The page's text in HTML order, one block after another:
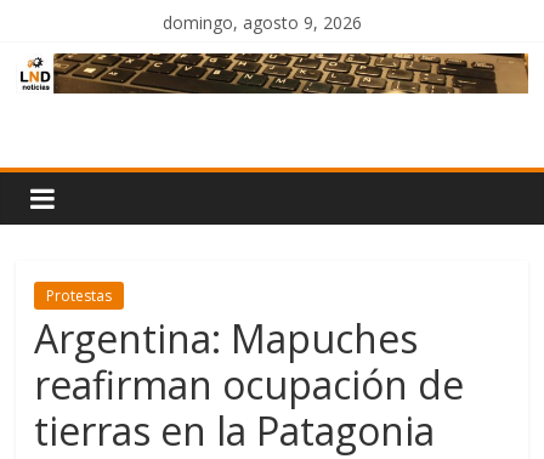
contenido
domingo, agosto 9, 2026
Noticias
Protestas
Argentina: Mapuches
reafirman ocupación de
tierras en la Patagonia